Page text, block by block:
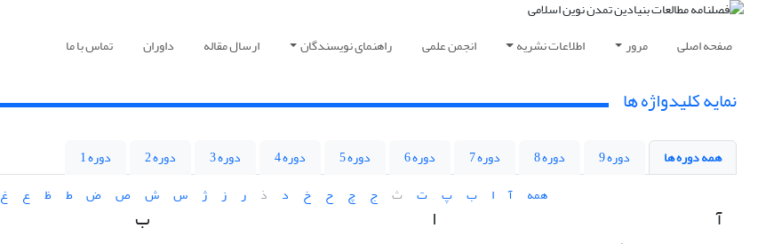
صفحه اصلی مرور اطلاعات نشریه انجمن علمی راهنمای نویسندگان ارسال مقاله داوران تماس با ما
نمایه کلیدواژه ها
همه دوره ها دوره 9 دوره 8 دوره 7 دوره 6 دوره 5 دوره 4 دوره 3 دوره 2
دوره 1
همه
آ ا ب پ ت ث ج چ ح خ د ذ ر ز ژ س ش ص ض ط ظ ع غ
آ ا ب